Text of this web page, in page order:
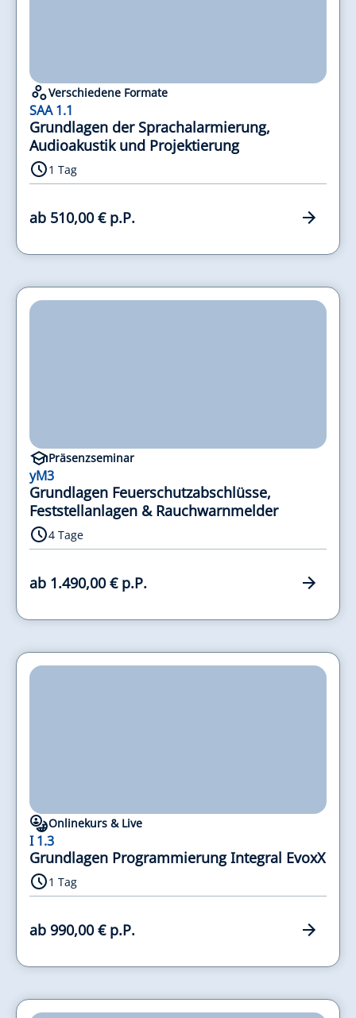
Verschiedene Formate
SAA 1.1
Grundlagen der Sprachalarmierung,
Audioakustik und Projektierung
1 Tag
ab 510,00 € p.P.
Präsenzseminar
yM3
Grundlagen Feuerschutzabschlüsse,
Feststellanlagen & Rauchwarnmelder
4 Tage
ab 1.490,00 € p.P.
Onlinekurs & Live
I 1.3
Grundlagen Programmierung Integral EvoxX
1 Tag
ab 990,00 € p.P.